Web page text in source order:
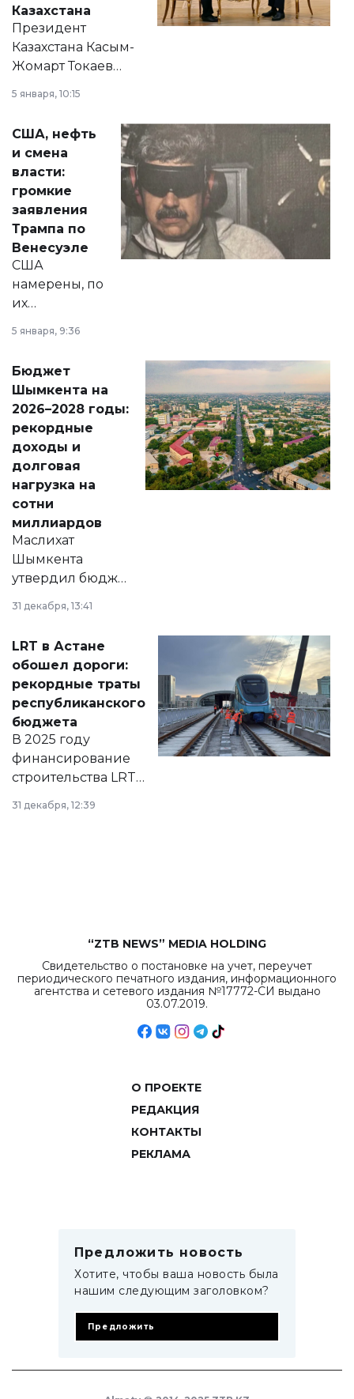
Казахстана
Президент
Казахстана Касым-
Жомарт Токаев
сразу несколько
актуальных тем —
от слухов о
политических
реформах до
вопросов армии,
экономики и
личного здоровья.
5 января, 10:15
США, нефть
и смена
власти:
громкие
заявления
Трампа по
Венесуэле
США
намерены, по
их
принести
народу
Венесуэлы.
5 января, 9:36
Бюджет
Шымкента на
2026–2028 годы:
рекордные
доходы и
долговая
нагрузка на
сотни
миллиардов
Маслихат
Шымкента
утвердил бюджет
города на 2026–
2028 годы.
документ
появился в базе
нормативных
правовых актов и
на сайте маслихат
города.
31 декабря, 13:41
LRT в Астане
обошел дороги:
рекордные траты
республиканского
бюджета
В 2025 году
финансирование
строительства LRT
в Астане из
республиканского
31 декабря, 12:39
“ZTB NEWS” MEDIA HOLDING
Свидетельство о постановке на учет, переучет
периодического печатного издания, информационного
агентства и сетевого издания №17772-СИ выдано
03.07.2019.
О ПРОЕКТЕ
РЕДАКЦИЯ
КОНТАКТЫ
РЕКЛАМА
Предложить новость
Хотите, чтобы ваша новость была
нашим следующим заголовком?
Предложить